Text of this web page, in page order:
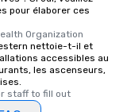
pour élaborer ces
Organization
nettoie-t-il et
accessibles au
les ascenseurs,
staff to fill out